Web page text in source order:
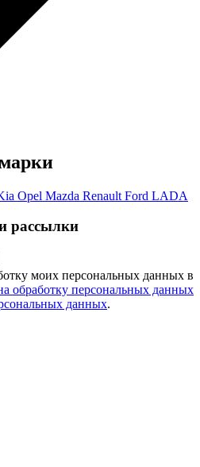
Opel Mazda Renault Ford LADA
рассылки
моих персональных данных в
обработку персональных данных
данных.